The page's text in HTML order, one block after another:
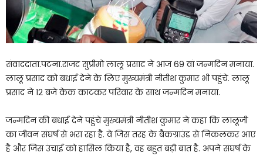
संवाददाता.पटना.राजद सुप्रीमो लालू प्रसाद ने आज 69 वां जन्मदिन मनाया.
लालू प्रसाद को बधाई देने के लिए मुख्यमंत्री नीतीश कुमार भी पहुंचे. लालू
प्रसाद ने 12 बजे केक काटकर परिवार के साथ जन्मदिन मनाया.
जन्मदिन की बधाई देने पहुंचे मुख्यमंत्री नीतीश कुमार ने कहा कि लालूजी
का जीवन संघर्ष से भरा रहा है. वे जिस तरह के बैकग्राउंड से निकलकर आए
है और जिस उंचाई को हासिल किया है, वह बहुत बड़ी बात है. अपने संघर्ष के